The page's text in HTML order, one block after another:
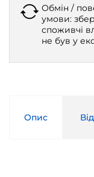
Обмін /
умови:
споживчі
не був у
Опис